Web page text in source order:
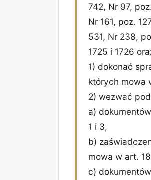
742, Nr 97,
Nr 161, poz.
531, Nr 238,
1725 i 1726
1) dokonać
których mowa
2) wezwać
a)
1 i 3,
b)
mowa w art.
c)